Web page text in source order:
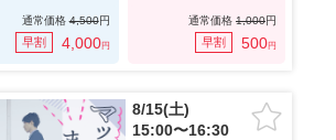
通常価格4,500円
早割 4,000円
通常価格 1,000円
早割 500円
8/15(土)
15:00〜16:30